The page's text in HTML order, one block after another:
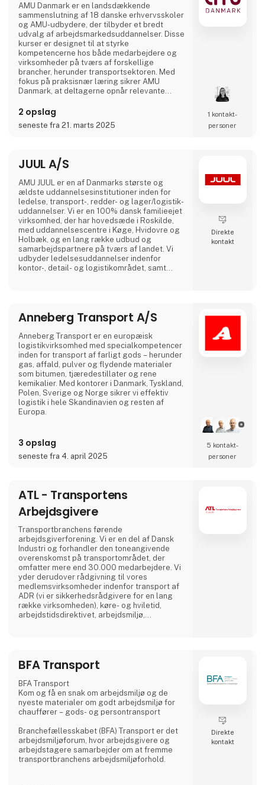
AMU Danmark er en landsdækkende
sammenslutning af 18 danske erhvervsskoler
og AMU-udbydere, der tilbyder et bredt
udvalg af arbejdsmarkedsuddannelser. Disse
kurser er designet til at styrke
kompetencerne hos både medarbejdere og
virksomheder på tværs af forskellige
brancher, herunder transportsektoren. Med
fokus på praksisnær læring sikrer AMU
Danmark, at deltagerne opnår relevante
aktuelle behov. Gennem et landsdækkende
netværk af uddannelsesinstitutioner arbejder
AMU Danmark målrettet på at fremme
2 opslag
seneste fra 21. marts 2025
1 kontakt­
personer
JUUL A/S
AMU JUUL er en af Danmarks største og
ældste uddannelsesinstitutioner inden for
ledelse, transport-, redder- og lager/logistik-
uddannelser. Vi er en 100% dansk familieejet
virksomhed, der har hovedsæde i Roskilde,
med uddannelsescentre i Køge, Hvidovre og
Holbæk, og en lang række udbud og
samarbejdspartnere på tværs af landet. Vi
udbyder ledelsesuddannelser indenfor
kontor-, detail- og logistikområdet, samt
flere. Vi lægger vægt på uddannelser af høj
kvalitet, og et hø
Direkte
kontakt
Anneberg Transport A/S
Anneberg Transport er en europæisk
logistikvirksomhed med specialkompetencer
inden for transport af farligt gods – herunder
gas, affald, pulver og flydende materialer
som bitumen, tjæredestillater og rene
kemikalier. Med kontorer i Danmark, Tyskland,
Polen, Sverige og Norge sikrer vi effektiv
logistik i hele Skandinavien og resten af
Europa.
tankvogne leverer vi skræddersyede
transportløsninger, hvor vi tilpasser udstyret
til kundens behov – og ikke omvendt. Hos
3 opslag
seneste fra 4. april 2025
5 kontakt­
personer
ATL - Transportens
Arbejdsgivere
Transportbranchens førende
arbejdsgiverforening. Vi er en del af Dansk
Industri og forhandler den toneangivende
overenskomst på transportområdet, der
omfatter mere end 30.000 medarbejdere. Vi
yder derudover rådgivning til vores
medlemsvirksomheder indenfor transport af
ADR (vi er sikkerhedsrådgivere for en lang
række virksomheden), køre- og hviletid,
arbejdstidsdirektivet, arbejdsmiljø,
BFA Transport
BFA Transport
Kom og få en snak om arbejdsmiljø og de
nyeste materialer om godt arbejdsmiljø for
chauffører – gods- og persontransport
Branchefællesskabet (BFA) Transport er det
arbejdsmiljøforum, hvor arbejdsgivere og
arbejdstagere samarbejder om at fremme
transportbranchens arbejdsmiljøforhold.
Direkte
kontakt